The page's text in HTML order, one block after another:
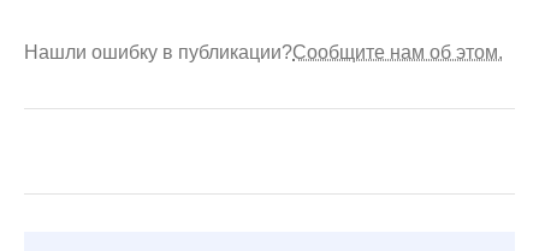
Нашли ошибку в публикации?Сообщите нам об этом.